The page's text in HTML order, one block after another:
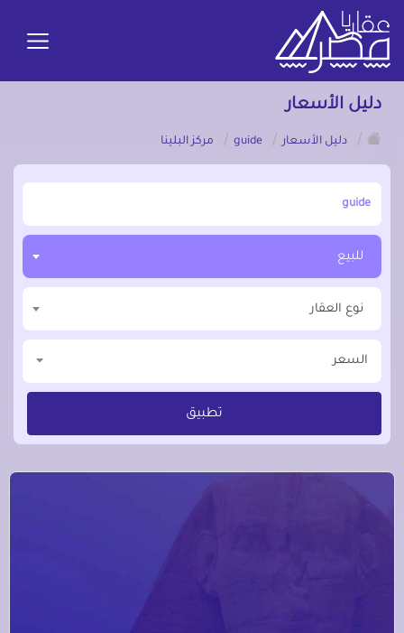
دليل الأسعار
/
دليل الأسعار /
guide
/ مركز البلينا
أبحث عن مدينة, محافظة, حي
للبيع
نوع العقار
السعر
تطبيق